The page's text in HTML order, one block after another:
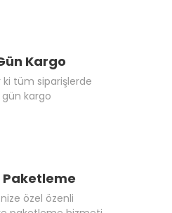
Kargo
ki tüm siparişlerde
gün kargo
Paketleme
özel özenli